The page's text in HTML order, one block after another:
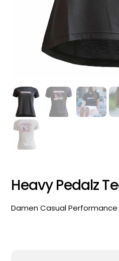
Heavy Pedalz
Damen Casual Performance